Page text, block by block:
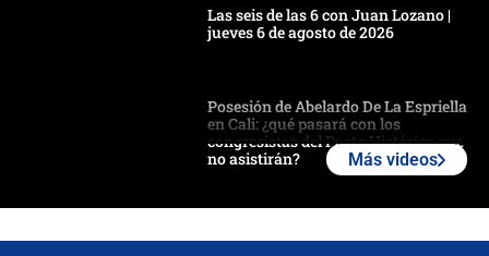
Las seis de las 6 con Juan Lozano |
jueves 6 de agosto de 2026
Posesión de Abelardo De La Espriella
en Cali: ¿qué pasará con los
congresistas del Pacto Histórico que
no asistirán?
Más videos